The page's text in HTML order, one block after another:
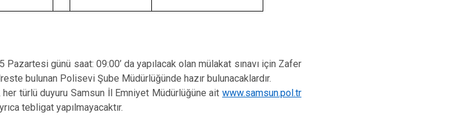
günü saat: 09:00’ da yapılacak olan mülakat sınavı için Zafer
bulunan Polisevi Şube Müdürlüğünde hazır bulunacaklardır.
türlü duyuru Samsun İl Emniyet Müdürlüğüne ait www.samsun.pol.tr
tebligat yapılmayacaktır.